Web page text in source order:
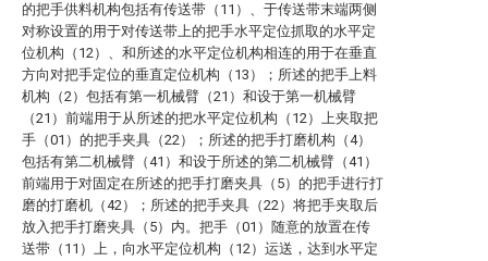
的把手供料机构包括有传送带（11）、于传送带末端两侧
对称设置的用于对传送带上的把手水平定位抓取的水平定
位机构（12）、和所述的水平定位机构相连的用于在垂直
方向对把手定位的垂直定位机构（13）；所述的把手上料
机构（2）包括有第一机械臂（21）和设于第一机械臂
（21）前端用于从所述的把水平定位机构（12）上夹取把
手（01）的把手夹具（22）；所述的把手打磨机构（4）
包括有第二机械臂（41）和设于所述的第二机械臂（41）
前端用于对固定在所述的把手打磨夹具（5）的把手进行打
磨的打磨机（42）；所述的把手夹具（22）将把手夹取后
放入把手打磨夹具（5）内。把手（01）随意的放置在传
送带（11）上，向水平定位机构（12）运送，达到水平定